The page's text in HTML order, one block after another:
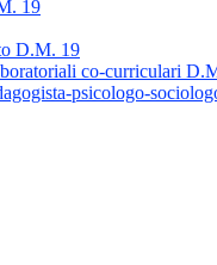
19
D.M. 19
co-curriculari
psicologo-